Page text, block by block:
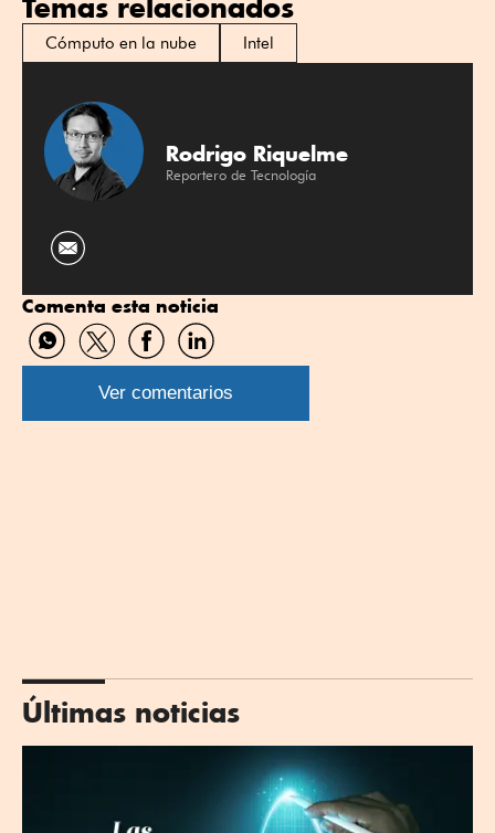
Temas relacionados
Cómputo en la nube Intel
Rodrigo Riquelme
Reportero de Tecnología
Comenta esta noticia
Compartir
por
WhatsApp
Compartir
por
Twitter
Compartir
por
Facebook
Compartir
por
Linkedin
Ver comentarios
Últimas noticias